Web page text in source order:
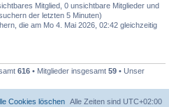
Mitglied, 0 unsichtbare Mitglieder und
der letzten 5 Minuten)
die am Mo 4. Mai 2026, 02:42 gleichzeitig
616 • Mitglieder insgesamt 59 • Unser
Alle Zeiten sind UTC+02:00
Cookies löschen